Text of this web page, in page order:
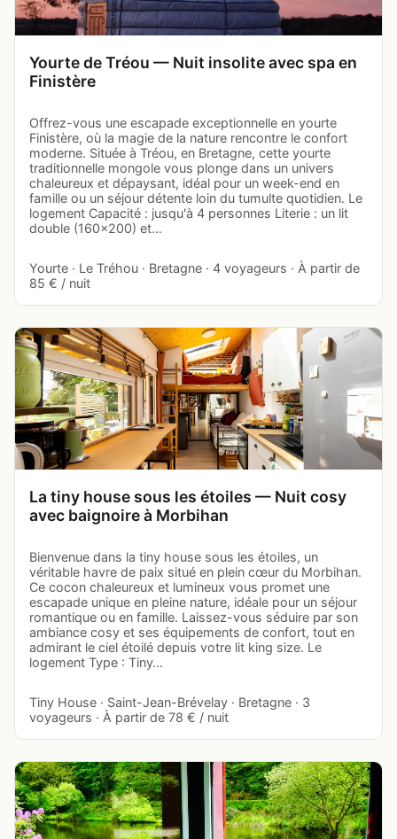
Yourte de Tréou — Nuit insolite avec spa en
Finistère
Offrez-vous une escapade exceptionnelle en yourte
Finistère, où la magie de la nature rencontre le confort
moderne. Située à Tréou, en Bretagne, cette yourte
traditionnelle mongole vous plonge dans un univers
chaleureux et dépaysant, idéal pour un week-end en
famille ou un séjour détente loin du tumulte quotidien. Le
logement Capacité : jusqu'à 4 personnes Literie : un lit
double (160x200) et…
Yourte · Le Tréhou · Bretagne · 4 voyageurs · À partir de
85 € / nuit
La tiny house sous les étoiles — Nuit cosy
avec baignoire à Morbihan
Bienvenue dans la tiny house sous les étoiles, un
véritable havre de paix situé en plein cœur du Morbihan.
Ce cocon chaleureux et lumineux vous promet une
escapade unique en pleine nature, idéale pour un séjour
romantique ou en famille. Laissez-vous séduire par son
ambiance cosy et ses équipements de confort, tout en
admirant le ciel étoilé depuis votre lit king size. Le
logement Type : Tiny…
Tiny House · Saint-Jean-Brévelay · Bretagne · 3
voyageurs · À partir de 78 € / nuit